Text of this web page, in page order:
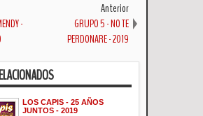
-
Anterior
GRUPO 5 - NO TE
PERDONARE - 2019
LOS CAPIS - 25 AÑOS
JUNTOS - 2019